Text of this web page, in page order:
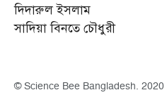
দিদারুল ইসলাম
সাদিয়া বিনতে চৌধুরী
© Science Bee Bangladesh.